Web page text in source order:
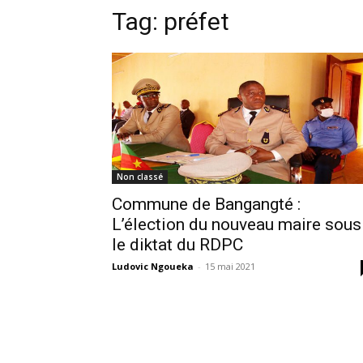
Tag: préfet
Non classé
Commune de Bangangté :
L’élection du nouveau maire sous
le diktat du RDPC
Ludovic Ngoueka - 15 mai 2021